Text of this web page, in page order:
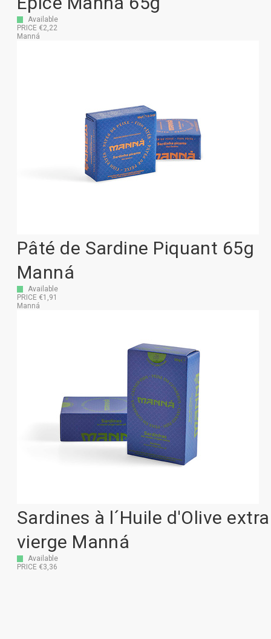
Available
PRICE €2,22
Manná
Pâté de Sardine Piquant 65g
Manná
Available
PRICE €1,91
Manná
Sardines à l´Huile d'Olive extra
vierge Manná
Available
PRICE €3,36